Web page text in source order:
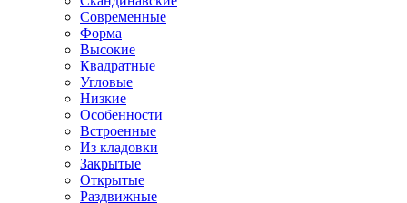
Современные
Форма
Высокие
Квадратные
Угловые
Низкие
Особенности
Встроенные
Из кладовки
Закрытые
Открытые
Раздвижные